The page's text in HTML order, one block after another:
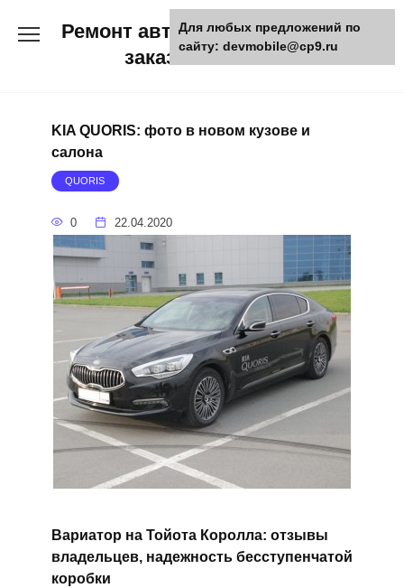
Ремонт авто и мото техники,
заказ запчастей
KIA QUORIS: фото в новом кузове и
салона
QUORIS
0 22.04.2020
Вариатор на Тойота Королла: отзывы
владельцев, надежность бесступенчатой
коробки
Для любых предложений по
сайту: devmobile@cp9.ru